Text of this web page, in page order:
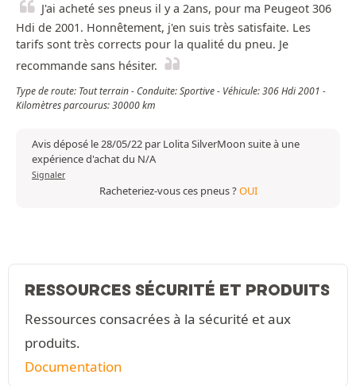
J'ai acheté ses pneus il y a 2ans, pour ma Peugeot 306
Hdi de 2001. Honnêtement, j'en suis très satisfaite. Les
tarifs sont très corrects pour la qualité du pneu. Je
recommande sans hésiter.
Type de route: Tout terrain - Conduite: Sportive - Véhicule: 306 Hdi 2001 -
Kilomètres parcourus: 30000 km
Avis déposé le 28/05/22 par Lolita SilverMoon suite à une
expérience d'achat du N/A
Signaler
Racheteriez-vous ces pneus ?OUI
RESSOURCES SÉCURITÉ ET PRODUITS
Ressources consacrées à la sécurité et aux
produits.
Documentation